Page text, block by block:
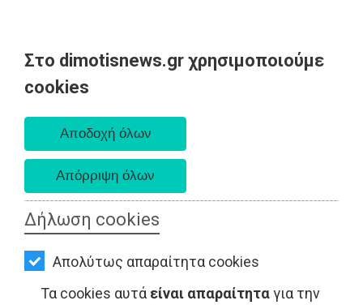
Στο dimotisnews.gr χρησιμοποιούμε
cookies
Δήλωση cookies
Απολύτως απαραίτητα cookies
Τα cookies αυτά είναι απαραίτηταγια την
AΡΧΙΚΗ
ΕΙΔΗΣΕΙΣ
ΠΟΛΙΤΙΚΗ
ΤΟΠΙΚΗ
ΑΥΤΟΔΙΟΙΚΗΣΗ
ΟΙΚΟΝΟΜΙΑ
ΑΘΛΗΤΙΣΜΟΣ